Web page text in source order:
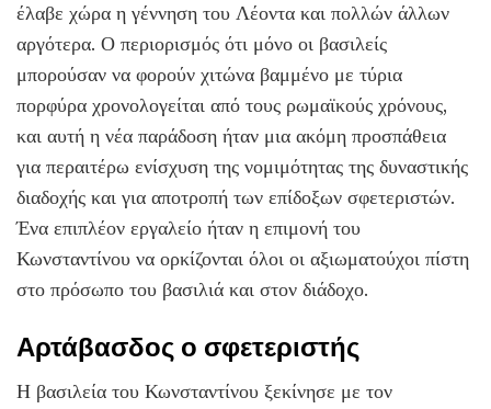
έλαβε χώρα η γέννηση του Λέοντα και πολλών άλλων
αργότερα. Ο περιορισμός ότι μόνο οι βασιλείς
μπορούσαν να φορούν χιτώνα βαμμένο με τύρια
πορφύρα χρονολογείται από τους ρωμαϊκούς χρόνους,
και αυτή η νέα παράδοση ήταν μια ακόμη προσπάθεια
για περαιτέρω ενίσχυση της νομιμότητας της δυναστικής
διαδοχής και για αποτροπή των επίδοξων σφετεριστών.
Ένα επιπλέον εργαλείο ήταν η επιμονή του
Κωνσταντίνου να ορκίζονται όλοι οι αξιωματούχοι πίστη
στο πρόσωπο του βασιλιά και στον διάδοχο.
Αρτάβασδος ο σφετεριστής
Η βασιλεία του Κωνσταντίνου ξεκίνησε με τον